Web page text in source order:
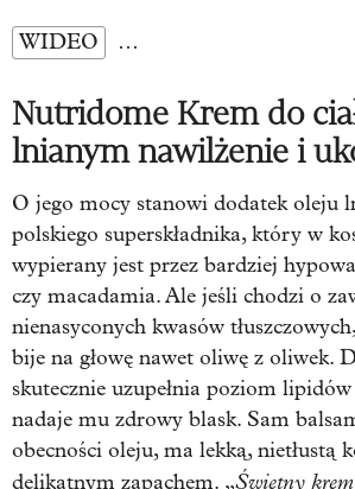
WIDEO …
Nutridome Krem do
lnianym nawilżenie i
O jego mocy stanowi dodatek oleju
polskiego superskładnika, który w
wypierany jest przez bardziej
czy macadamia. Ale jeśli chodzi o
nienasyconych kwasów
bije na głowę nawet oliwę z oliwek.
skutecznie uzupełnia poziom
nadaje mu zdrowy blask. Sam
obecności oleju, ma lekką, nietłustą
delikatnym zapachem. „Świetny